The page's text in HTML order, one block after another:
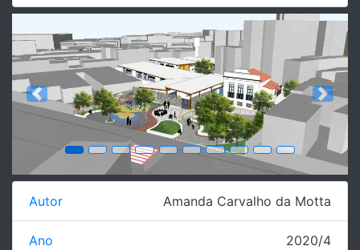
Previous Next
Autor Amanda Carvalho da Motta
Ano 2020/4